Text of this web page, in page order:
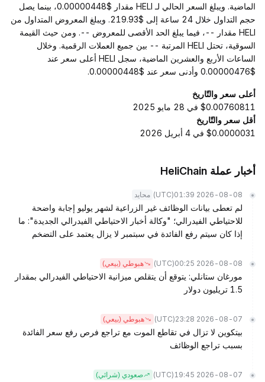
الماضية. ويبلغ السعر الحالي لـ HELI مقدار $0.00000448، بينما يصل
حجم التداول خلال 24 ساعة إلى $219.93. ويبلغ المعروض المتداول من
HELI مقدار --، فيما يبلغ الحد الأقصى للمعروض --. ومن حيث القيمة
السوقية، تحتل HELI المرتبة -- بين جميع العملات الرقمية. وخلال
الساعات الأربع والعشرين الماضية، سجل HELI أعلى سعر عند
$0.00000476 وأدنى سعر عند $0.00000448.
أعلى سعر والتّاريخ
$0.00760811 في 28 مايو 2025
أقل سعر والتّاريخ
$0.0000031 في 4 أبريل 2026
أخبار عملة HeliChain
2026-08-08 01:39
(UTC) محايد
لم تعطى بيانات الوظائف غير الزراعية لشهر يوليو إجابة واضحة
للاحتياطي الفيدرالي؛ "وكالة أخبار الاحتياطي الفيدرالي الجديدة": ما
إذا كان سيتم رفع الفائدة في سبتمبر لا يزال يعتمد على التضخم
2026-08-08 00:25
(UTC) هبوطي (بيعي)
مورغان ستانلي: يتوقع أن يتقلص ميزانية الاحتياطي الفيدرالي بمقدار
1.5 تريليون دولار
2026-08-07 23:28
(UTC) هبوطي (بيعي)
بيتكوين لا تزال في تقاطع الموت مع تراجع فرص رفع سعر الفائدة
بسبب تراجع الوظائف
2026-08-07 19:45
(UTC) صعودي (شرائي)